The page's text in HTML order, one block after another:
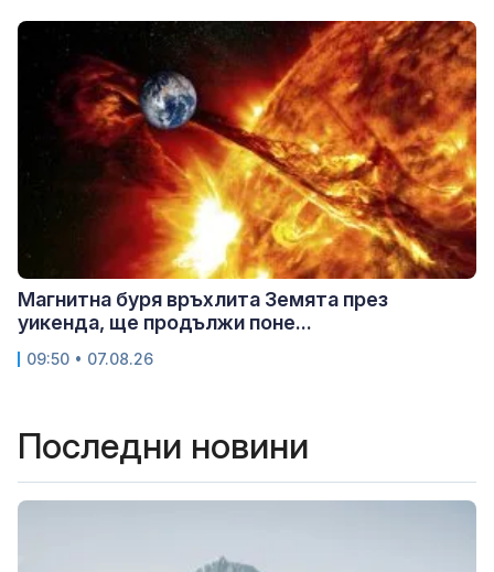
Магнитна буря връхлита Земята през
уикенда, ще продължи поне...
09:50 • 07.08.26
Последни новини